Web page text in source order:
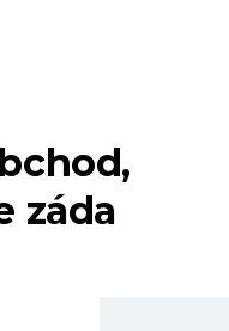
záda